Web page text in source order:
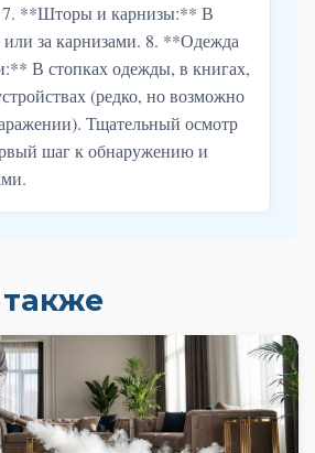
7. **Шторы и карнизы:** В
или за карнизами. 8. **Одежда
В стопках одежды, в книгах,
(редко, но возможно
Тщательный осмотр
шаг к обнаружению и